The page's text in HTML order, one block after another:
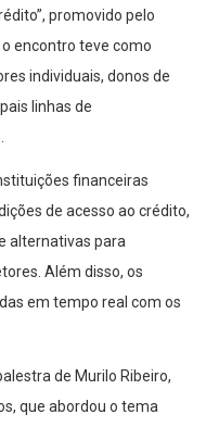
promovido pelo
encontro teve como
individuais, donos de
linhas de
financeiras
de acesso ao crédito,
alternativas para
Além disso, os
em tempo real com os
de Murilo Ribeiro,
que abordou o tema